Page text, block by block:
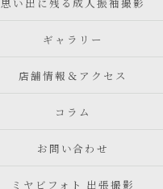
ギャラリー
店舗情報＆アクセス
コラム
お問い合わせ
ミヤビフォト 出張撮影